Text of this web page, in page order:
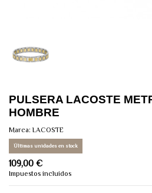
PULSERA LACOSTE
HOMBRE
Marca: LACOSTE
Últimas unidades en stock
109,00 €
Impuestos incluidos